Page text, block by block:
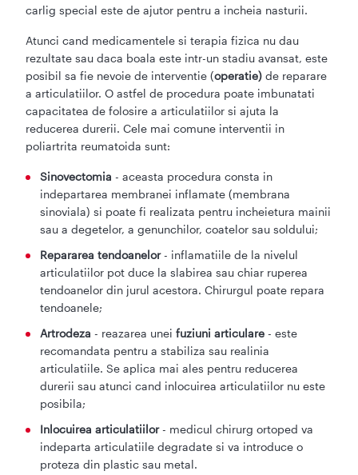
carlig special este de ajutor pentru a incheia nasturii.
Atunci cand medicamentele si terapia fizica nu dau
rezultate sau daca boala este intr-un stadiu avansat, este
posibil sa fie nevoie de interventie (operatie) de reparare
a articulatiilor. O astfel de procedura poate imbunatati
capacitatea de folosire a articulatiilor si ajuta la
reducerea durerii. Cele mai comune interventii in
poliartrita reumatoida sunt:
Sinovectomia - aceasta procedura consta in
indepartarea membranei inflamate (membrana
sinoviala) si poate fi realizata pentru incheietura mainii
sau a degetelor, a genunchilor, coatelor sau soldului;
Repararea tendoanelor- inflamatiile de la nivelul
articulatiilor pot duce la slabirea sau chiar ruperea
tendoanelor din jurul acestora. Chirurgul poate repara
tendoanele;
Artrodeza- reazarea uneifuziuni articulare - este
recomandata pentru a stabiliza sau realinia
articulatiile. Se aplica mai ales pentru reducerea
durerii sau atunci cand inlocuirea articulatiilor nu este
posibila;
Inlocuirea articulatiilor- medicul chirurg ortoped va
indeparta articulatiile degradate si va introduce o
proteza din plastic sau metal.